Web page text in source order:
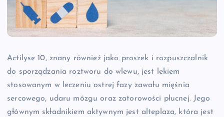
Actilyse 10, znany również jako proszek i rozpuszczalnik
do sporządzania roztworu do wlewu, jest lekiem
stosowanym w leczeniu ostrej fazy zawału mięśnia
sercowego, udaru mózgu oraz zatorowości płucnej. Jego
głównym składnikiem aktywnym jest alteplaza, która jest